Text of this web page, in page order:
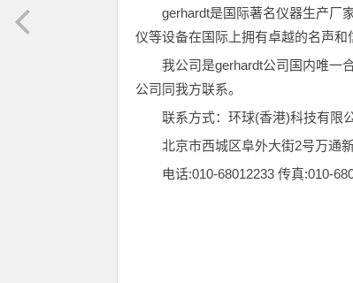
gerhardt是国际著名仪器生产厂
仪等设备在国际上拥有卓越的名声和
我公司是gerhardt公司国内唯一
公司同我方联系。
联系方式：环球(香港)科技有限
北京市西城区阜外大街2号万通
电话:010-68012233 传真:010-